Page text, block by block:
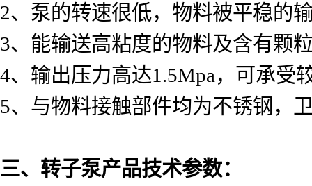
2、泵的转速很低，物料被平稳的
3、能输送高粘度的物料及含有颗
4、输出压力高达1.5Mpa ，可承受
5、与物料接触部件均为不锈钢，
三、转子泵产品技术参数：